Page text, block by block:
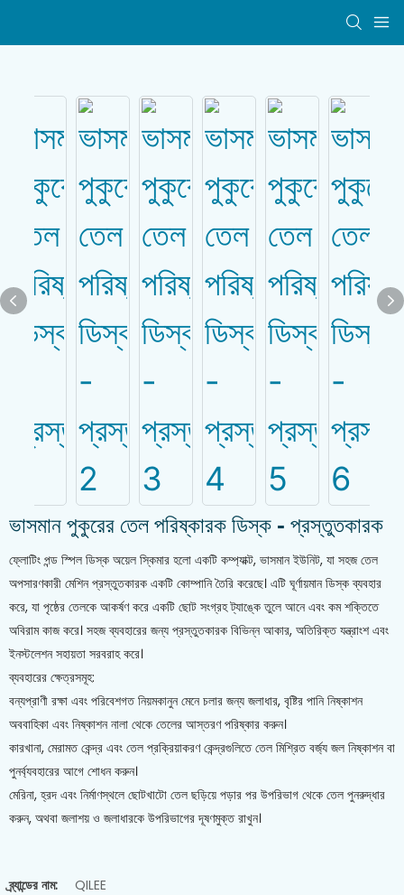
ভাসমান পুকুরের তেল পরিষ্কারক ডিস্ক - প্রস্তুতকারক
ফ্লোটিং পন্ড স্পিল ডিস্ক অয়েল স্কিমার হলো একটি কম্প্যাক্ট, ভাসমান ইউনিট, যা সহজ তেল
অপসারণকারী মেশিন প্রস্তুতকারক একটি কোম্পানি তৈরি করেছে। এটি ঘূর্ণায়মান ডিস্ক ব্যবহার
করে, যা পৃষ্ঠের তেলকে আকর্ষণ করে একটি ছোট সংগ্রহ ট্যাঙ্কে তুলে আনে এবং কম শক্তিতে
অবিরাম কাজ করে। সহজ ব্যবহারের জন্য প্রস্তুতকারক বিভিন্ন আকার, অতিরিক্ত যন্ত্রাংশ এবং
ইনস্টলেশন সহায়তা সরবরাহ করে।
ব্যবহারের ক্ষেত্রসমূহ:
বন্যপ্রাণী রক্ষা এবং পরিবেশগত নিয়মকানুন মেনে চলার জন্য জলাধার, বৃষ্টির পানি নিষ্কাশন
অববাহিকা এবং নিষ্কাশন নালা থেকে তেলের আস্তরণ পরিষ্কার করুন।
কারখানা, মেরামত কেন্দ্র এবং তেল প্রক্রিয়াকরণ কেন্দ্রগুলিতে তেল মিশ্রিত বর্জ্য জল নিষ্কাশন বা
পুনর্ব্যবহারের আগে শোধন করুন।
মেরিনা, হ্রদ এবং নির্মাণস্থলে ছোটখাটো তেল ছড়িয়ে পড়ার পর উপরিভাগ থেকে তেল পুনরুদ্ধার
করুন, অথবা জলাশয় ও জলাধারকে উপরিভাগের দূষণমুক্ত রাখুন।
ব্র্যান্ডের নাম:
QILEE